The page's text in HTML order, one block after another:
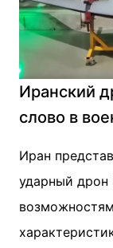
Иранский
слово в
Иран
ударный дрон